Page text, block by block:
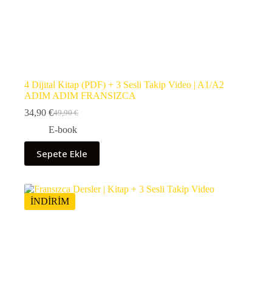
4 Dijital Kitap (PDF) + 3 Sesli Takip Video | A1/A2
ADIM ADIM FRANSIZCA
49,90€
Orijinal
fiyat:
49,90 €.
34,90 €Şu
andaki
fiyat:
34,90 €.
E-book
Sepete Ekle
İNDİRİM